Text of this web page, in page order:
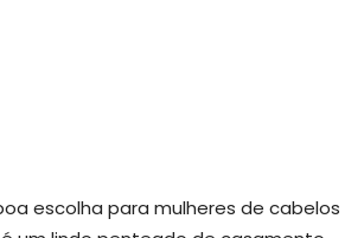
escolha para mulheres de cabelos